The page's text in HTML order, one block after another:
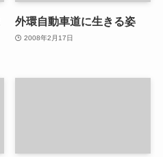
外環自動車道に生きる姿
2008年2月17日